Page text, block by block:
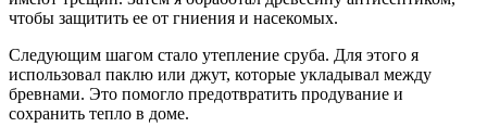
чтобы защитить ее от гниения и насекомых.
Следующим шагом стало утепление сруба. Для этого я
использовал паклю или джут, которые укладывал между
бревнами. Это помогло предотвратить продувание и
сохранить тепло в доме.